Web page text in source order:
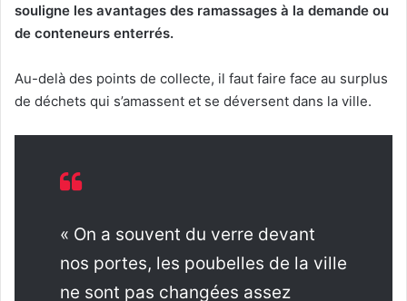
souligne les avantages des ramassages à la demande ou
de conteneurs enterrés.
Au-delà des points de collecte, il faut faire face au surplus
de déchets qui s’amassent et se déversent dans la ville.
« On a souvent du verre devant
nos portes, les poubelles de la ville
ne sont pas changées assez